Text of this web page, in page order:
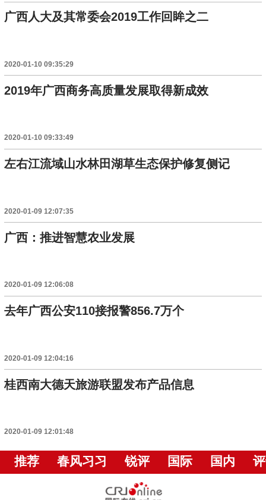
广西人大及其常委会2019工作回眸之二
2020-01-10 09:35:29
2019年广西商务高质量发展取得新成效
2020-01-10 09:33:49
左右江流域山水林田湖草生态保护修复侧记
2020-01-09 12:07:35
广西：推进智慧农业发展
2020-01-09 12:06:08
去年广西公安110接报警856.7万个
2020-01-09 12:04:16
桂西南大德天旅游联盟发布产品信息
2020-01-09 12:01:48
推荐 春风习习 锐评 国际 国内